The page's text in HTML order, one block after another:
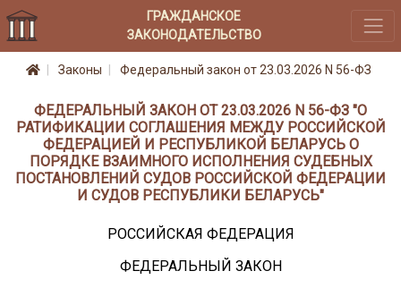
ГРАЖДАНСКОЕ
ЗАКОНОДАТЕЛЬСТВО
Законы Федеральный закон от 23.03.2026 N 56-ФЗ
ФЕДЕРАЛЬНЫЙ ЗАКОН ОТ 23.03.2026 N 56-ФЗ "О
РАТИФИКАЦИИ СОГЛАШЕНИЯ МЕЖДУ РОССИЙСКОЙ
ФЕДЕРАЦИЕЙ И РЕСПУБЛИКОЙ БЕЛАРУСЬ О
ПОРЯДКЕ ВЗАИМНОГО ИСПОЛНЕНИЯ СУДЕБНЫХ
ПОСТАНОВЛЕНИЙ СУДОВ РОССИЙСКОЙ ФЕДЕРАЦИИ
И СУДОВ РЕСПУБЛИКИ БЕЛАРУСЬ"
РОССИЙСКАЯ ФЕДЕРАЦИЯ
ФЕДЕРАЛЬНЫЙ ЗАКОН